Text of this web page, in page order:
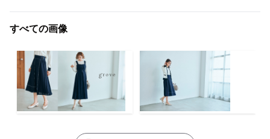
すべての画像